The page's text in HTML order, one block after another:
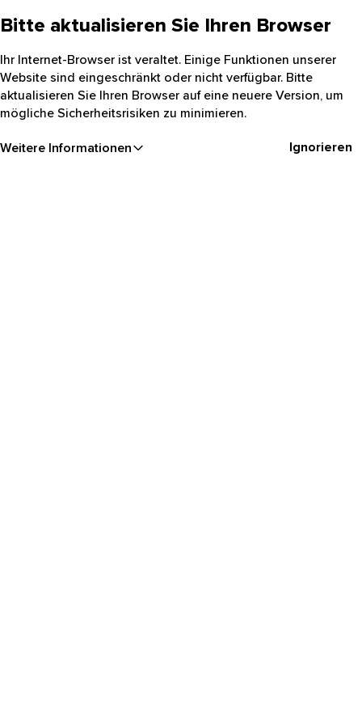
Bitte aktualisieren Sie Ihren Browser
Ihr Internet-Browser ist veraltet. Einige Funktionen unserer
Website sind eingeschränkt oder nicht verfügbar. Bitte
aktualisieren Sie Ihren Browser auf eine neuere Version, um
mögliche Sicherheitsrisiken zu minimieren.
Weitere Informationen Ignorieren